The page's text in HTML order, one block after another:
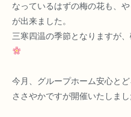
なっているはずの梅の花も、
が出来ました。
三寒四温の季節となりますが
今月、グループホーム安心と
ささやかですが開催いたしまし